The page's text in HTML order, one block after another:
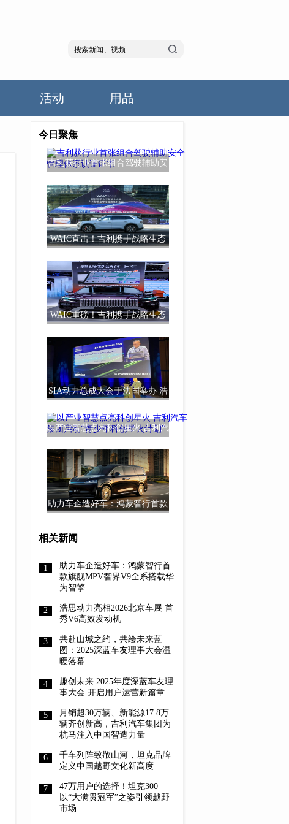
活动 用品
今日聚焦
吉利获行业首张组合驾驶辅助安
WAIC直击！吉利携手战略生态
WAIC重磅！吉利携手战略生态
SIA动力总成大会于法国举办 浩
以产业智慧点亮科创星火 吉利汽
助力车企造好车：鸿蒙智行首款
相关新闻
助力车企造好车：鸿蒙智行首
款旗舰MPV智界V9全系搭载华
为智擎
浩思动力亮相2026北京车展 首
秀V6高效发动机
共赴山城之约，共绘未来蓝
图：2025深蓝车友理事大会温
暖落幕
趣创未来 2025年度深蓝车友理
事大会 开启用户运营新篇章
月销超30万辆、新能源17.8万
辆齐创新高，吉利汽车集团为
杭马注入中国智造力量
千车列阵致敬山河，坦克品牌
定义中国越野文化新高度
47万用户的选择！坦克300
以“大满贯冠军”之姿引领越野
市场